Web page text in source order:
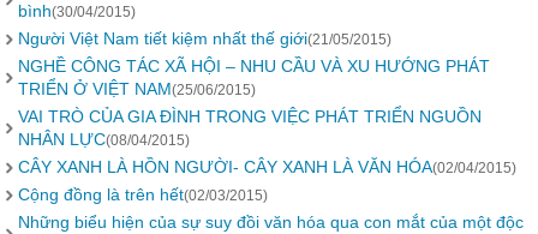
bình(30/04/2015)
Người Việt Nam tiết kiệm nhất thế giới(21/05/2015)
NGHỀ CÔNG TÁC XÃ HỘI – NHU CẦU VÀ XU HƯỚNG PHÁT
TRIỂN Ở VIỆT NAM(25/06/2015)
VAI TRÒ CỦA GIA ĐÌNH TRONG VIỆC PHÁT TRIỂN NGUỒN
NHÂN LỰC(08/04/2015)
CÂY XANH LÀ HỒN NGƯỜI- CÂY XANH LÀ VĂN HÓA(02/04/2015)
Cộng đồng là trên hết(02/03/2015)
Những biểu hiện của sự suy đồi văn hóa qua con mắt của một độc